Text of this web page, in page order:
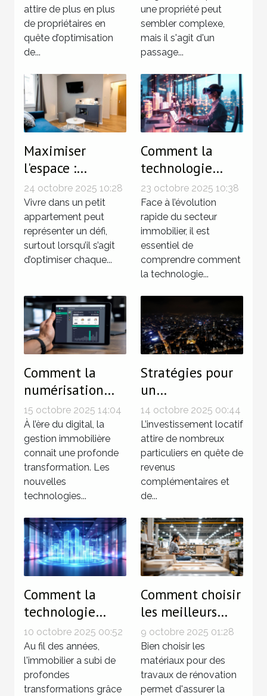
attire de plus en plus
de propriétaires en
quête d’optimisation
de...
une propriété peut
sembler complexe,
mais il s'agit d'un
passage...
Maximiser
l'espace :
techniques
innovantes pour
petits
appartements
24 octobre 2025 10:28
Vivre dans un petit
appartement peut
représenter un défi,
surtout lorsqu’il s’agit
d’optimiser chaque...
Comment la
technologie
influence-t-elle
les tendances du
marché
immobilier ?
23 octobre 2025 10:38
Face à l’évolution
rapide du secteur
immobilier, il est
essentiel de
comprendre comment
la technologie...
Comment la
numérisation
simplifie-t-elle
la gestion
immobilière ?
15 octobre 2025 14:04
À l’ère du digital, la
gestion immobilière
connaît une profonde
transformation. Les
nouvelles
technologies...
Stratégies pour
un
investissement
locatif sans
tracas
14 octobre 2025 00:44
L’investissement locatif
attire de nombreux
particuliers en quête de
revenus
complémentaires et
de...
Comment la
technologie
révolutionne-t-
elle
l'investissement
immobilier ?
10 octobre 2025 00:52
Au fil des années,
l'immobilier a subi de
profondes
transformations grâce
Comment choisir
les meilleurs
matériaux pour
vos travaux de
rénovation
9 octobre 2025 01:28
Bien choisir les
matériaux pour des
travaux de rénovation
permet d'assurer la